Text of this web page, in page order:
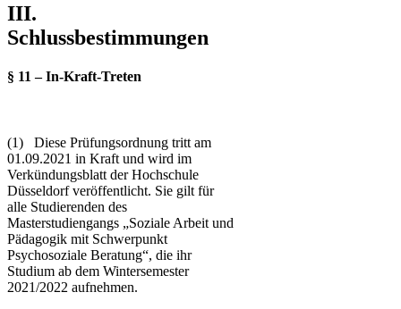
III.
Schlussbestimmungen
§ 11 – In-Kraft-Treten
(1) Diese Prüfungsordnung tritt am
01.09.2021 in Kraft und wird im
Verkündungsblatt der Hochschule
Düsseldorf veröffentlicht. Sie gilt für
alle Studierenden des
Masterstudiengangs „Soziale Arbeit und
Pädagogik mit Schwerpunkt
Psychosoziale Beratung“, die ihr
Studium ab dem Wintersemester
2021/2022 aufnehmen.